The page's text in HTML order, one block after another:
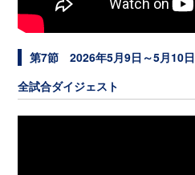
第7節 2026年5月9日～5月10日
全試合ダイジェスト